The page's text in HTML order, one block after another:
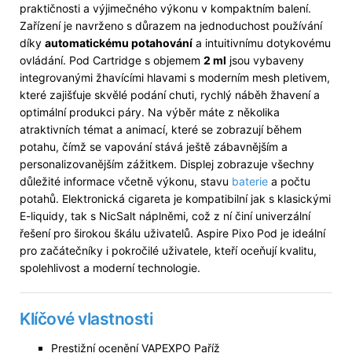
praktičnosti a výjimečného výkonu v kompaktním balení.
Zařízení je navrženo s důrazem na jednoduchost používání
díky automatickému potahování a intuitivnímu dotykovému
ovládání. Pod Cartridge s objemem 2 ml jsou vybaveny
integrovanými žhavícími hlavami s moderním mesh pletivem,
které zajišťuje skvělé podání chuti, rychlý náběh žhavení a
optimální produkci páry. Na výběr máte z několika
atraktivních témat a animací, které se zobrazují během
potahu, čímž se vapování stává ještě zábavnějším a
personalizovanějším zážitkem. Displej zobrazuje všechny
důležité informace včetně výkonu, stavu baterie a počtu
potahů. Elektronická cigareta je kompatibilní jak s klasickými
E-liquidy, tak s NicSalt náplněmi, což z ní činí univerzální
řešení pro širokou škálu uživatelů. Aspire Pixo Pod je ideální
pro začátečníky i pokročilé uživatele, kteří oceňují kvalitu,
spolehlivost a moderní technologie.
Klíčové vlastnosti
Prestižní ocenění VAPEXPO Paříž